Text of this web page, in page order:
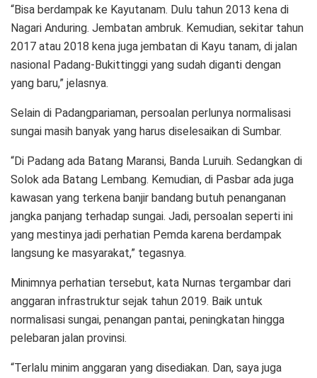
“Bisa berdampak ke Kayutanam. Dulu tahun 2013 kena di
Nagari Anduring. Jembatan ambruk. Kemudian, sekitar tahun
2017 atau 2018 kena juga jembatan di Kayu tanam, di jalan
nasional Padang-Bukittinggi yang sudah diganti dengan
yang baru,” jelasnya.
Selain di Padangpariaman, persoalan perlunya normalisasi
sungai masih banyak yang harus diselesaikan di Sumbar.
“Di Padang ada Batang Maransi, Banda Luruih. Sedangkan di
Solok ada Batang Lembang. Kemudian, di Pasbar ada juga
kawasan yang terkena banjir bandang butuh penanganan
jangka panjang terhadap sungai. Jadi, persoalan seperti ini
yang mestinya jadi perhatian Pemda karena berdampak
langsung ke masyarakat,” tegasnya.
Minimnya perhatian tersebut, kata Nurnas tergambar dari
anggaran infrastruktur sejak tahun 2019. Baik untuk
normalisasi sungai, penangan pantai, peningkatan hingga
pelebaran jalan provinsi.
“Terlalu minim anggaran yang disediakan. Dan, saya juga